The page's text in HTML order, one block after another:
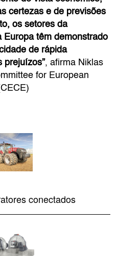
certezas e de previsões
os setores da
Europa têm demonstrado
de rápida
prejuízos”, afirma Niklas
for European
conectados